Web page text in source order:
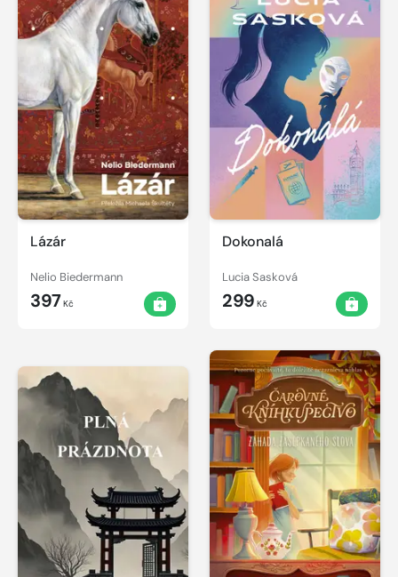
Lázár
Nelio Biedermann
397Kč
Dokonalá
Lucia Sasková
299 Kč